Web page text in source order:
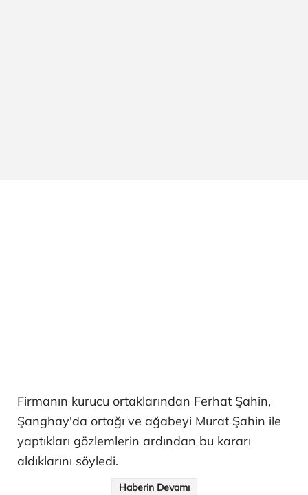
Firmanın kurucu ortaklarından Ferhat Şahin,
Şanghay'da ortağı ve ağabeyi Murat Şahin ile
yaptıkları gözlemlerin ardından bu kararı
aldıklarını söyledi.
Haberin Devamı